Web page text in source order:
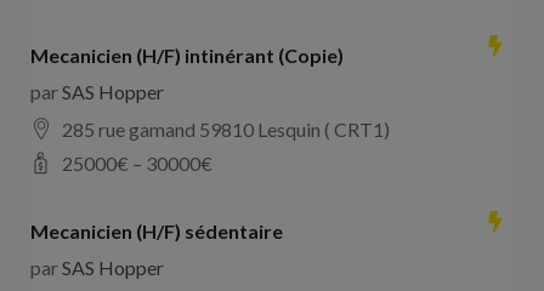
Mecanicien (H/F) intinérant (Copie)
parSAS Hopper
285 rue gamand 59810 Lesquin ( CRT1)
25000€ – 30000€
Mecanicien (H/F) sédentaire
parSAS Hopper